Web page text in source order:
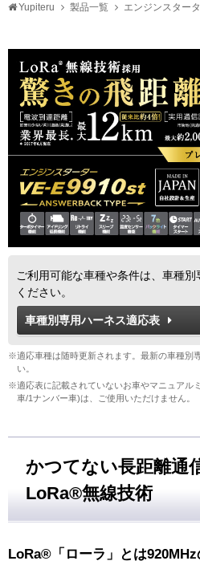
Yupiteru 製品一覧 エンジンスター
ご利用可能な車種や条件は、車種
ください。
車種別専用ハーネス適応表
※適応車種は随時更新されます。最新の車種別
い。
※適応表に記載されていないお車やマニュアル
車/1ナンバー車)は、ご使用いただけません。
かつてない長距離通
LoRa®無線技術
LoRa®「ローラ」とは